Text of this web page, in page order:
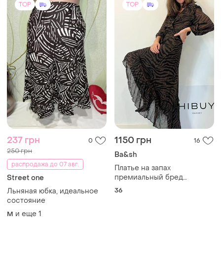
TOP
237 грн 0
250 грн
распродажа до 07 авг.
Street one
Льняная юбка, идеальное
состояние
M и еще 1
TOP
1150 грн 16
Ba&sh
Платье на запах
премиальный бред
ba&amp;sh вискоза
36